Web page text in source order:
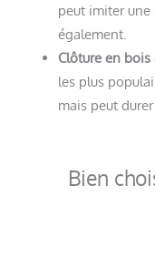
peut imiter une
également.
Clôture en
les plus
mais peut
Bien